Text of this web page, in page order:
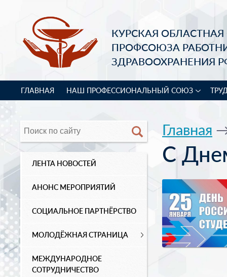
КУРСКАЯ
ПРОФСОЮЗА
ЗДРАВООХРАНЕНИЯ
ГЛАВНАЯ НАШ ПРОФЕССИОНАЛЬНЫЙ СОЮЗ
ЛЕНТА НОВОСТЕЙ
АНОНС МЕРОПРИЯТИЙ
СОЦИАЛЬНОЕ ПАРТНЁРСТВО
МОЛОДЁЖНАЯ СТРАНИЦА
МЕЖДУНАРОДНОЕ
СОТРУДНИЧЕСТВО
Главная
С